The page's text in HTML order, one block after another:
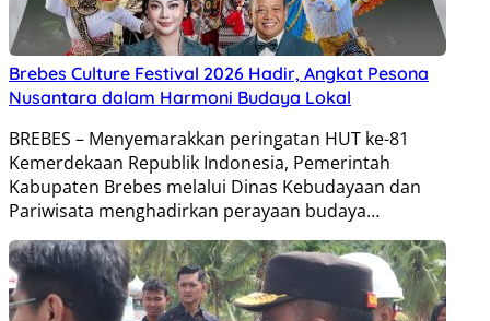
Brebes Culture Festival 2026 Hadir, Angkat Pesona
Nusantara dalam Harmoni Budaya Lokal
BREBES – Menyemarakkan peringatan HUT ke-81
Kemerdekaan Republik Indonesia, Pemerintah
Kabupaten Brebes melalui Dinas Kebudayaan dan
Pariwisata menghadirkan perayaan budaya…